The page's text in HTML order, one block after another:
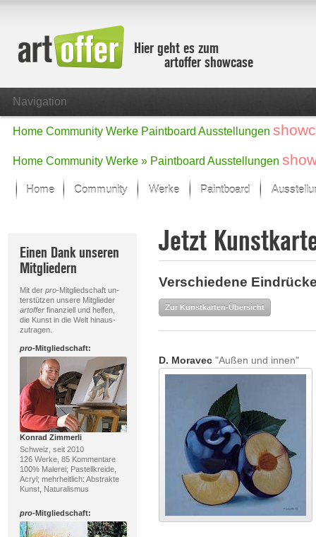
Hier geht es zum
artoffer showcase
Navigation
Home Community Werke Paintboard Ausstellungen
Home Community Werke » Paintboard Ausstellungen
Home Community Werke
Der letzte Monat im Fokus
Alle Fokus-Werke
Fokus-Werke
Neue Werke – Auswahl
Alle neuen Werke
Paintboard
Einen Dank unseren
Mitgliedern
Mit der pro-Mitgliedschaft un-
terstützen unsere Mitglieder
artofferfinanziell und helfen,
die Kunst in die Welt hinaus-
zutragen.
pro-Mitgliedschaft:
Konrad Zimmerli
Schweiz, seit 2010
126 Werke, 85 Kommentare
100% Malerei; Pastellkreide,
Acryl; mehrheitlich: Abstrakte
Kunst, Naturalismus
pro-Mitgliedschaft:
Jetzt
Verschiedene
Zur Kunstkarten-Übersicht
D. Moravec"Außen und innen"